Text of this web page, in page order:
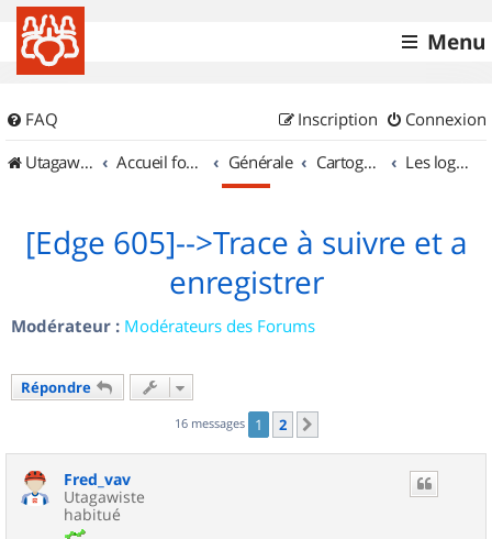
Menu
FAQ Connexion
Inscription
UtagawaVTT (Randos VTT et VTTAE avec traces GPS)
Accueil forum Générale Cartographie et GPS Les logiciels
[Edge 605]-->Trace à suivre et a
enregistrer
Modérateur : Modérateurs des Forums
Répondre
16 messages 1 2
Fred_vav
Utagawiste
habitué